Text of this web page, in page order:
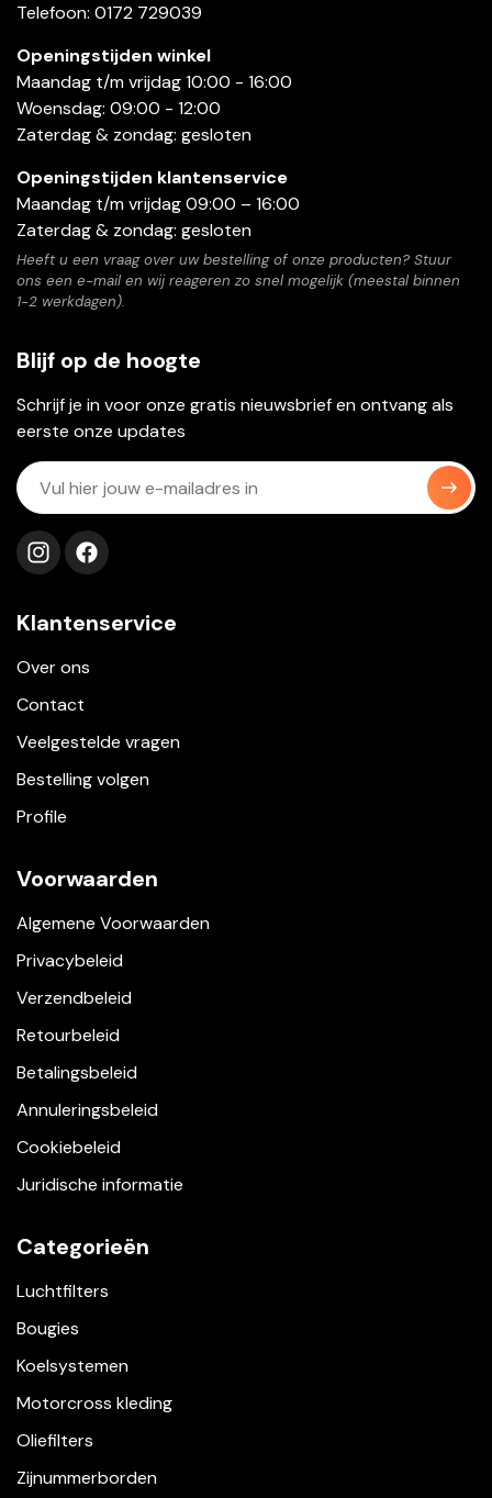
Telefoon: 0172 729039
Openingstijden winkel
Maandag t/m vrijdag 10:00 - 16:00
Woensdag: 09:00 - 12:00
Zaterdag & zondag: gesloten
Openingstijden klantenservice
Maandag t/m vrijdag 09:00 – 16:00
Zaterdag & zondag: gesloten
Heeft u een vraag over uw bestelling of onze producten? Stuur
ons een e-mail en wij reageren zo snel mogelijk (meestal binnen
1-2 werkdagen).
Blijf op de hoogte
Schrijf je in voor onze gratis nieuwsbrief en ontvang als
eerste onze updates
Volg ons op instagram
Volg ons op facebook
Klantenservice
Over ons
Contact
Veelgestelde vragen
Bestelling volgen
Profile
Voorwaarden
Algemene Voorwaarden
Privacybeleid
Verzendbeleid
Retourbeleid
Betalingsbeleid
Annuleringsbeleid
Cookiebeleid
Juridische informatie
Categorieën
Luchtfilters
Bougies
Koelsystemen
Motorcross kleding
Oliefilters
Zijnummerborden